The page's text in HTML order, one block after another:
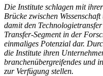
Die Institute schlagen mit
Brücke zwischen
damit den
Transfer-Segment in der
einmaliges Potenzial dar.
die Institute ihren
branchenübergreifendes und
zur Verfügung stellen.